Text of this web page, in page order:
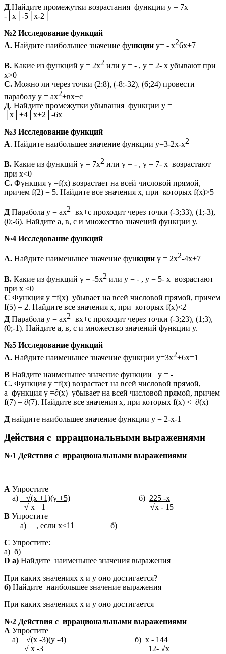
Д.Найдите промежутки возрастания функции у = 7х
-│х│-5│х-2│
№2 Исследование функций
А. Найдите наибольшее значение функции у= - х26х+7
В. Какие из функций у = 2х2 или у = - , у = 2- х убывают при
х>0
С. Можно ли через точки (2;8), (-8;-32), (6;24) провести
параболу у = ах2+вх+с
Д. Найдите промежутки убывания функции у =
│х│+4│х+2│-6х
№3 Исследование функций
А. Найдите наибольшее значение функции у=3-2х-х2
В. Какие из функций у = 7х2 или у = - , у = 7- х возрастают
при х<0
С. Функция у =f(х) возрастает на всей числовой прямой,
причем f(2) = 5. Найдите все значения х, при которых f(х)>5
Д Парабола у = ах2+вх+с проходит через точки (-3;33), (1;-3),
(0;-6). Найдите а, в, с и множество значений функции у.
№4 Исследование функций
А. Найдите наименьшее значение функции у = 2х2-4х+7
В. Какие из функций у = -5х2 или у = - , у = 5- х возрастают
при х <0
С Функция у =f(х) убывает на всей числовой прямой, причем
f(5) = 2. Найдите все значения х, при которых f(х)<2
Д Парабола у = ах2+вх+с проходит через точки (-3;23), (1;3),
(0;-1). Найдите а, в, с и множество значений функции у.
№5 Исследование функций
А. Найдите наименьшее значение функции у=3х2+6х=1
В Найдите наименьшее значение функции у = -
С. Функция у =f(х) возрастает на всей числовой прямой,
а функция у =∂(х) убывает на всей числовой прямой, причем
f(7) = ∂(7). Найдите все значения х, при которых f(х) < ∂(х)
Д найдите наибольшее значение функции у = 2-х-1
Действия с иррациональными выражениями
№1 Действия с иррациональными выражениями
А Упростите
а)
√(x +1)(y +5) б) 225 -x
√ x +1 √x - 15
B Упростите
а) , если х<11 б)
С Упростите:
а) б)
D а) Найдите наименьшее значения выражения
При каких значениях х и у оно достигается?
б) Найдите наибольшее значение выражения
При каких значениях х и у оно достигается
№2 Действия с иррациональными выражениями
А Упростите
а)
√(x -3)(y -4) б) x - 144
√ x -3 12- √x